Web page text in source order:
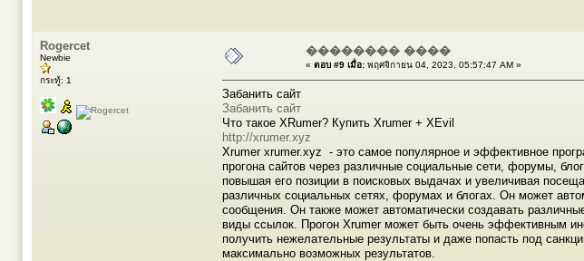
Rogercet
Newbie
กระทู้: 1
�������� ����
« ตอบ #9 เมื่อ: พฤศจิกายน 04, 2023, 05:57:47 AM »
Забанить сайт
Забанить сайт
Что такое XRumer? Купить Xrumer + XEvil
http://xrumer.xyz
Xrumer xrumer.xyz - это самое популярное и эффективное
прогона сайтов через различные социальные сети, форумы,
повышая его позиции в поисковых выдачах и увеличивая
различных социальных сетях, форумах и блогах. Он может
сообщения. Он также может автоматически создавать
виды ссылок. Прогон Xrumer может быть очень эффективным
получить нежелательные результаты и даже попасть под
максимально возможных результатов.